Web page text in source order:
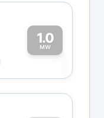
1.0
MW1